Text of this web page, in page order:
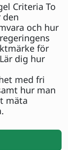
Criteria To
den
och hur
för
dig hur
med fri
hur man
mäta